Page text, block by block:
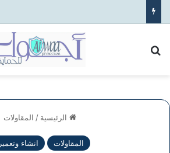
الرئيسية / المقاولات
المقاولات انشاء وتعمير